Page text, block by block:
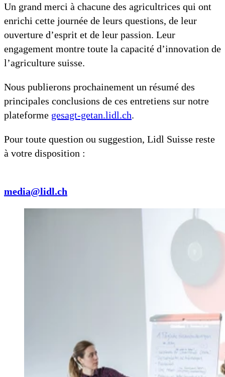
Un grand merci à chacune des agricultrices qui ont
enrichi cette journée de leurs questions, de leur
ouverture d’esprit et de leur passion. Leur
engagement montre toute la capacité d’innovation de
l’agriculture suisse.
Nous publierons prochainement un résumé des
principales conclusions de ces entretiens sur notre
plateforme gesagt-getan.lidl.ch.
Pour toute question ou suggestion, Lidl Suisse reste
à votre disposition :
media@lidl.ch